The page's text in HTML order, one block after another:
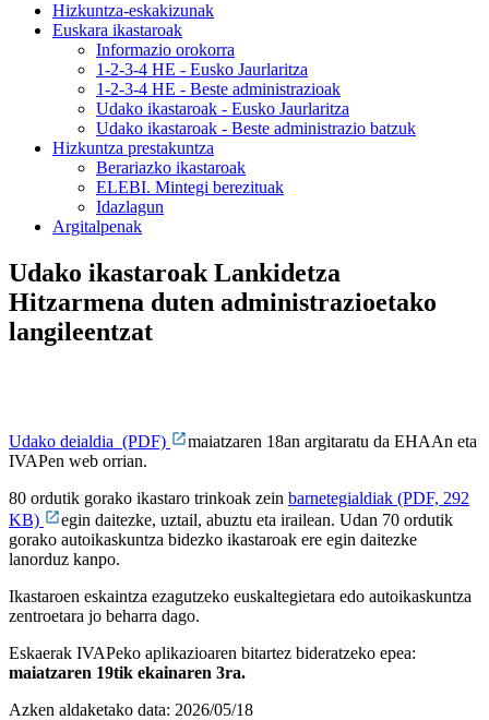
Hizkuntza-eskakizunak
Euskara ikastaroak
Informazio orokorra
1-2-3-4 HE - Eusko Jaurlaritza
1-2-3-4 HE - Beste administrazioak
Udako ikastaroak - Eusko Jaurlaritza
Udako ikastaroak - Beste administrazio batzuk
Hizkuntza prestakuntza
Berariazko ikastaroak
ELEBI. Mintegi berezituak
Idazlagun
Argitalpenak
Udako ikastaroak Lankidetza
Hitzarmena duten administrazioetako
langileentzat
Udako deialdia (PDF)
maiatzaren 18an argitaratu da EHAAn eta
IVAPen web orrian.
80 ordutik gorako ikastaro trinkoak zein barnetegialdiak (PDF, 292
KB)
egin daitezke, uztail, abuztu eta irailean. Udan 70 ordutik
gorako autoikaskuntza bidezko ikastaroak ere egin daitezke
lanorduz kanpo.
Ikastaroen eskaintza ezagutzeko euskaltegietara edo autoikaskuntza
zentroetara jo beharra dago.
Eskaerak IVAPeko aplikazioaren bitartez bideratzeko epea:
maiatzaren 19tik ekainaren 3ra.
Azken aldaketako data: 2026/05/18